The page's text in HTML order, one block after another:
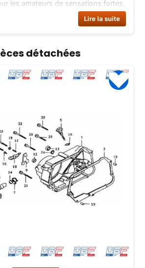
les amateurs de sensations fortes,
de profiter de balades en
sécurité.
Lire la suite
détachées